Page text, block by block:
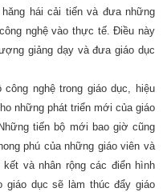
hái cải tiến và đưa những
nghệ vào thực tế. Điều này
giảng dạy và đưa giáo dục
nghệ trong giáo dục, hiệu
những phát triển mới của giáo
tiến bộ mới bao giờ cũng
phú của những giáo viên và
và nhân rộng các điển hình
giáo dục sẽ làm thúc đẩy giáo